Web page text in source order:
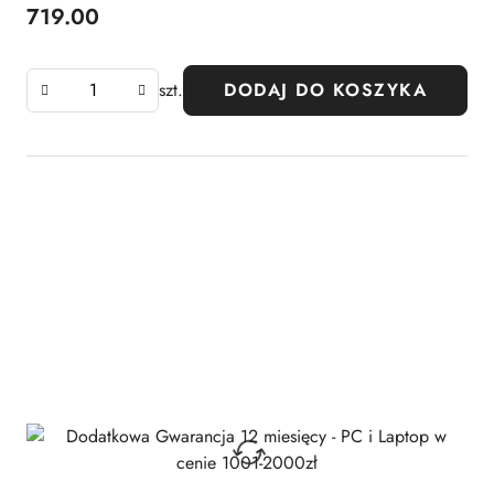
Cena:
719.00
szt. DODAJ DO KOSZYKA